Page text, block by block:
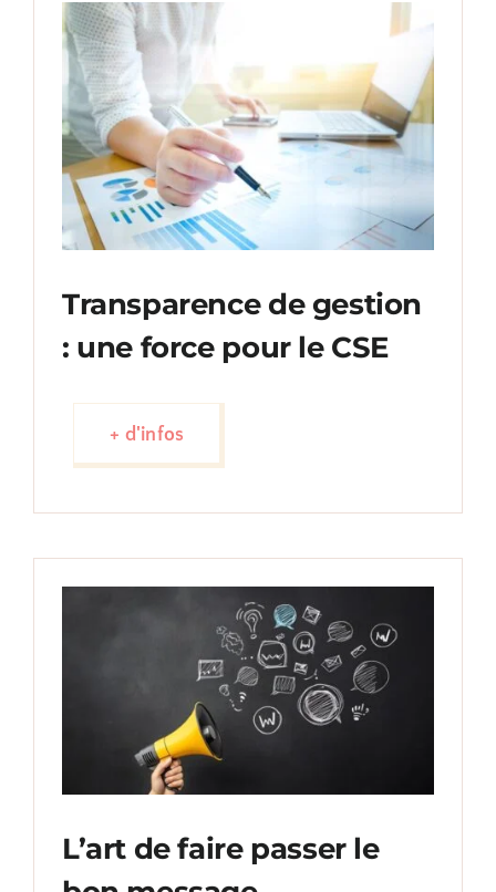
Transparence de gestion
: une force pour le CSE
+ d'infos
L’art de faire passer le